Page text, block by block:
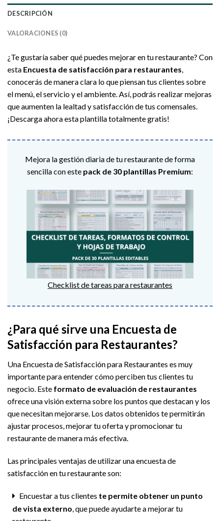
DESCRIPCIÓN
VALORACIONES (0)
¿Te gustaría saber qué puedes mejorar en tu restaurante? Con
esta Encuesta de satisfacción para restaurantes,
conocerás de manera clara lo que piensan tus clientes sobre
el menú, el servicio y el ambiente. Así, podrás realizar mejoras
que aumenten la lealtad y satisfacción de tus comensales.
¡Descarga ahora esta plantilla totalmente gratis!
Mejora la gestión diaria de tu restaurante de forma
sencilla con este pack de 30 plantillas Premium:
Checklist de tareas para restaurantes
¿Para qué sirve una Encuesta de
Satisfacción para Restaurantes?
Una Encuesta de Satisfacción para Restaurantes es muy
importante para entender cómo perciben tus clientes tu
negocio. Este formato de evaluación de restaurantes
ofrece una visión externa sobre los puntos que destacan y los
que necesitan mejorarse. Los datos obtenidos te permitirán
ajustar procesos, mejorar tu oferta y promocionar tu
restaurante de manera más efectiva.
Las principales ventajas de utilizar una encuesta de
satisfacción en tu restaurante son:
Encuestar a tus clientes te permite obtener un punto
de vista externo, que puede ayudarte a mejorar tu